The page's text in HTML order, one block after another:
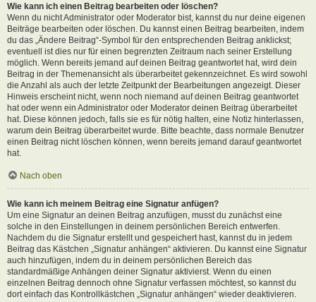
Wie kann ich einen Beitrag bearbeiten oder löschen?
Wenn du nicht Administrator oder Moderator bist, kannst du nur deine eigenen
Beiträge bearbeiten oder löschen. Du kannst einen Beitrag bearbeiten, indem
du das „Ändere Beitrag“-Symbol für den entsprechenden Beitrag anklickst;
eventuell ist dies nur für einen begrenzten Zeitraum nach seiner Erstellung
möglich. Wenn bereits jemand auf deinen Beitrag geantwortet hat, wird dein
Beitrag in der Themenansicht als überarbeitet gekennzeichnet. Es wird sowohl
die Anzahl als auch der letzte Zeitpunkt der Bearbeitungen angezeigt. Dieser
Hinweis erscheint nicht, wenn noch niemand auf deinen Beitrag geantwortet
hat oder wenn ein Administrator oder Moderator deinen Beitrag überarbeitet
hat. Diese können jedoch, falls sie es für nötig halten, eine Notiz hinterlassen,
warum dein Beitrag überarbeitet wurde. Bitte beachte, dass normale Benutzer
einen Beitrag nicht löschen können, wenn bereits jemand darauf geantwortet
hat.
Nach oben
Wie kann ich meinem Beitrag eine Signatur anfügen?
Um eine Signatur an deinen Beitrag anzufügen, musst du zunächst eine
solche in den Einstellungen in deinem persönlichen Bereich entwerfen.
Nachdem du die Signatur erstellt und gespeichert hast, kannst du in jedem
Beitrag das Kästchen „Signatur anhängen“ aktivieren. Du kannst eine Signatur
auch hinzufügen, indem du in deinem persönlichen Bereich das
standardmäßige Anhängen deiner Signatur aktivierst. Wenn du einen
einzelnen Beitrag dennoch ohne Signatur verfassen möchtest, so kannst du
dort einfach das Kontrollkästchen „Signatur anhängen“ wieder deaktivieren.